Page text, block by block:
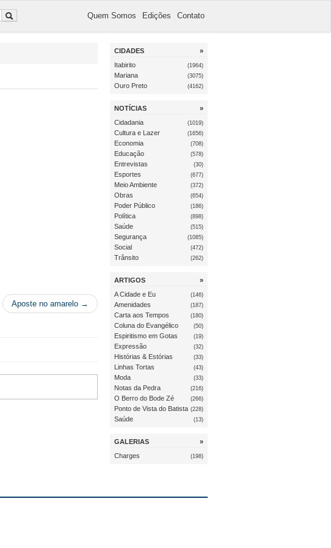
Quem Somos Edições Contato
Aposte no amarelo →
CIDADES
»
Itabirito
(1964)
Mariana (3075)
Ouro Preto (4162)
NOTÍCIAS
»
Cidadania
(1019)
Cultura e Lazer (1656)
Economia (708)
Educação (578)
Entrevistas (30)
Esportes (677)
Meio Ambiente (372)
Obras (654)
Poder Público (186)
Política (898)
Saúde (515)
Segurança (1085)
Social (472)
Trânsito (262)
ARTIGOS
»
A Cidade e Eu
(146)
Amenidades (187)
Carta aos Tempos (180)
Coluna do Evangélico (50)
Espiritismo em Gotas (19)
Expressão (32)
Histórias & Estórias (33)
Linhas Tortas (43)
Moda (33)
Notas da Pedra (216)
O Berro do Bode Zé (266)
Ponto de Vista do Batista (228)
Saúde (13)
GALERIAS
»
Charges
(198)